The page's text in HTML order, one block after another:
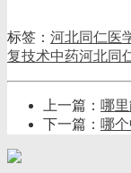
标签： 河北同仁医
复技术中药河北同
上一篇： 哪
下一篇： 哪